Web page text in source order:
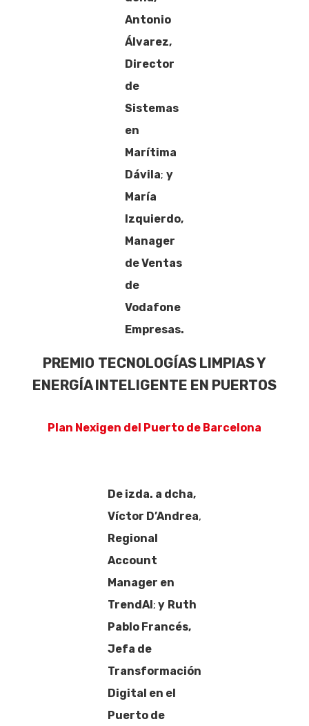
Antonio
Álvarez,
Director
de
Sistemas
en
Marítima
Dávila; y
María
Izquierdo,
Manager
de Ventas
de
Vodafone
Empresas.
PREMIO TECNOLOGÍAS LIMPIAS Y
ENERGÍA INTELIGENTE EN PUERTOS
Plan Nexigen del Puerto de Barcelona
De izda. a dcha,
Víctor D’Andrea,
Regional
Account
Manager en
TrendAI; y Ruth
Pablo Francés,
Jefa de
Transformación
Digital en el
Puerto de